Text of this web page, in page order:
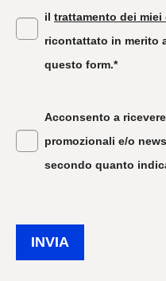
il trattamento dei miei
ricontattato in merito
questo form.*
Acconsento a
promozionali e/o
secondo quanto